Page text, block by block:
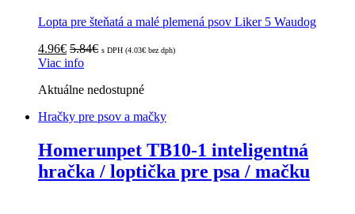
Lopta pre šteňatá a malé plemená psov Liker 5 Waudog
4.96€ 5.84€ s DPH (4.03€ bez dph)
Viac info
Aktuálne nedostupné
Hračky pre psov a mačky
Homerunpet TB10-1 inteligentná
hračka / loptička pre psa / mačku